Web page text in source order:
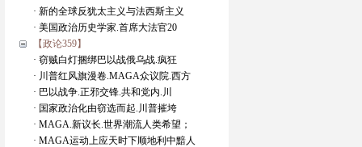
· 新的全球反犹太主义与法西斯主义
· 美国政治历史学家.首席大法官20
【政论359】
· 窃贼白灯捆绑巴以战俄乌战.疯狂
· 川普红风旗漫卷.MAGA众议院.西方
· 巴以战争.正邪交锋.共和党内.川
· 国家政治化由窃选而起.川普摧垮
· MAGA.新议长.世界潮流人类希望；
· MAGA运动上应天时下顺地利中黯人